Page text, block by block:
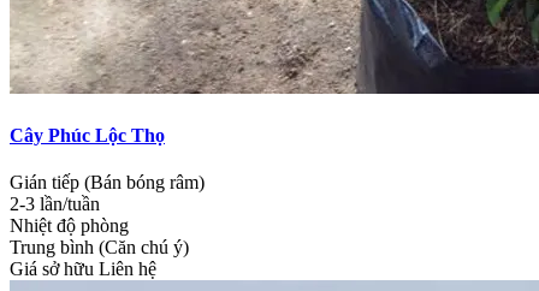
Cây Phúc Lộc Thọ
Gián tiếp (Bán bóng râm)
2-3 lần/tuần
Nhiệt độ phòng
Trung bình (Căn chú ý)
Giá sở hữu Liên hệ